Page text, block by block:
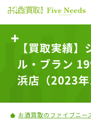
【買取実績
ル・ブラン
浜店（2023年
お酒買取のファイブニー